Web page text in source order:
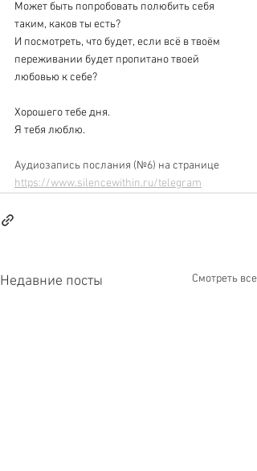
Может быть попробовать полюбить себя
таким, каков ты есть?
И посмотреть, что будет, если всё в твоём
переживании будет пропитано твоей
любовью к себе?
Хорошего тебе дня.
Я тебя люблю.
Аудиозапись послания (№6) на странице
https://www.silencewithin.ru/telegram
Недавние посты Смотреть все